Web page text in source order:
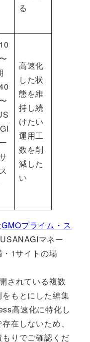
る
高速化
した状
態を維
持し続
けたい
運用工
数を削
減した
い
GMOプライム・ス
マネー
1サイトの場
されている複数
もとにした編集
高速化に特化し
在しないため、
りでご確認くだ